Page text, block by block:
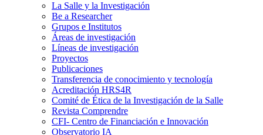
La Salle y la Investigación
Be a Researcher
Grupos e Institutos
Áreas de investigación
Líneas de investigación
Proyectos
Publicaciones
Transferencia de conocimiento y tecnología
Acreditación HRS4R
Comité de Ética de la Investigación de la Salle
Revista Comprendre
CFI- Centro de Financiación e Innovación
Observatorio IA